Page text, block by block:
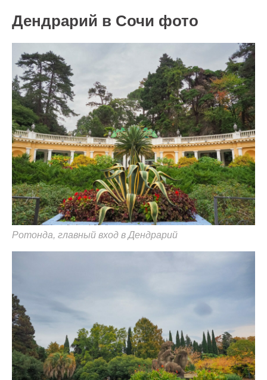
Дендрарий в Сочи фото
Ротонда, главный вход в Дендрарий